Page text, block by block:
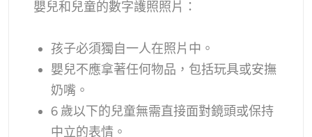
嬰兒和兒童的數字護照照片：
孩子必須獨自一人在照片中。
嬰兒不應拿著任何物品，包括玩具或安撫
奶嘴。
6 歲以下的兒童無需直接面對鏡頭或保持
中立的表情。